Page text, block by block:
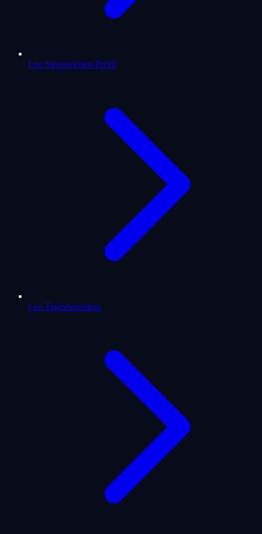
Leo Sternzeichen-Profil
Leo Tageshoroskop